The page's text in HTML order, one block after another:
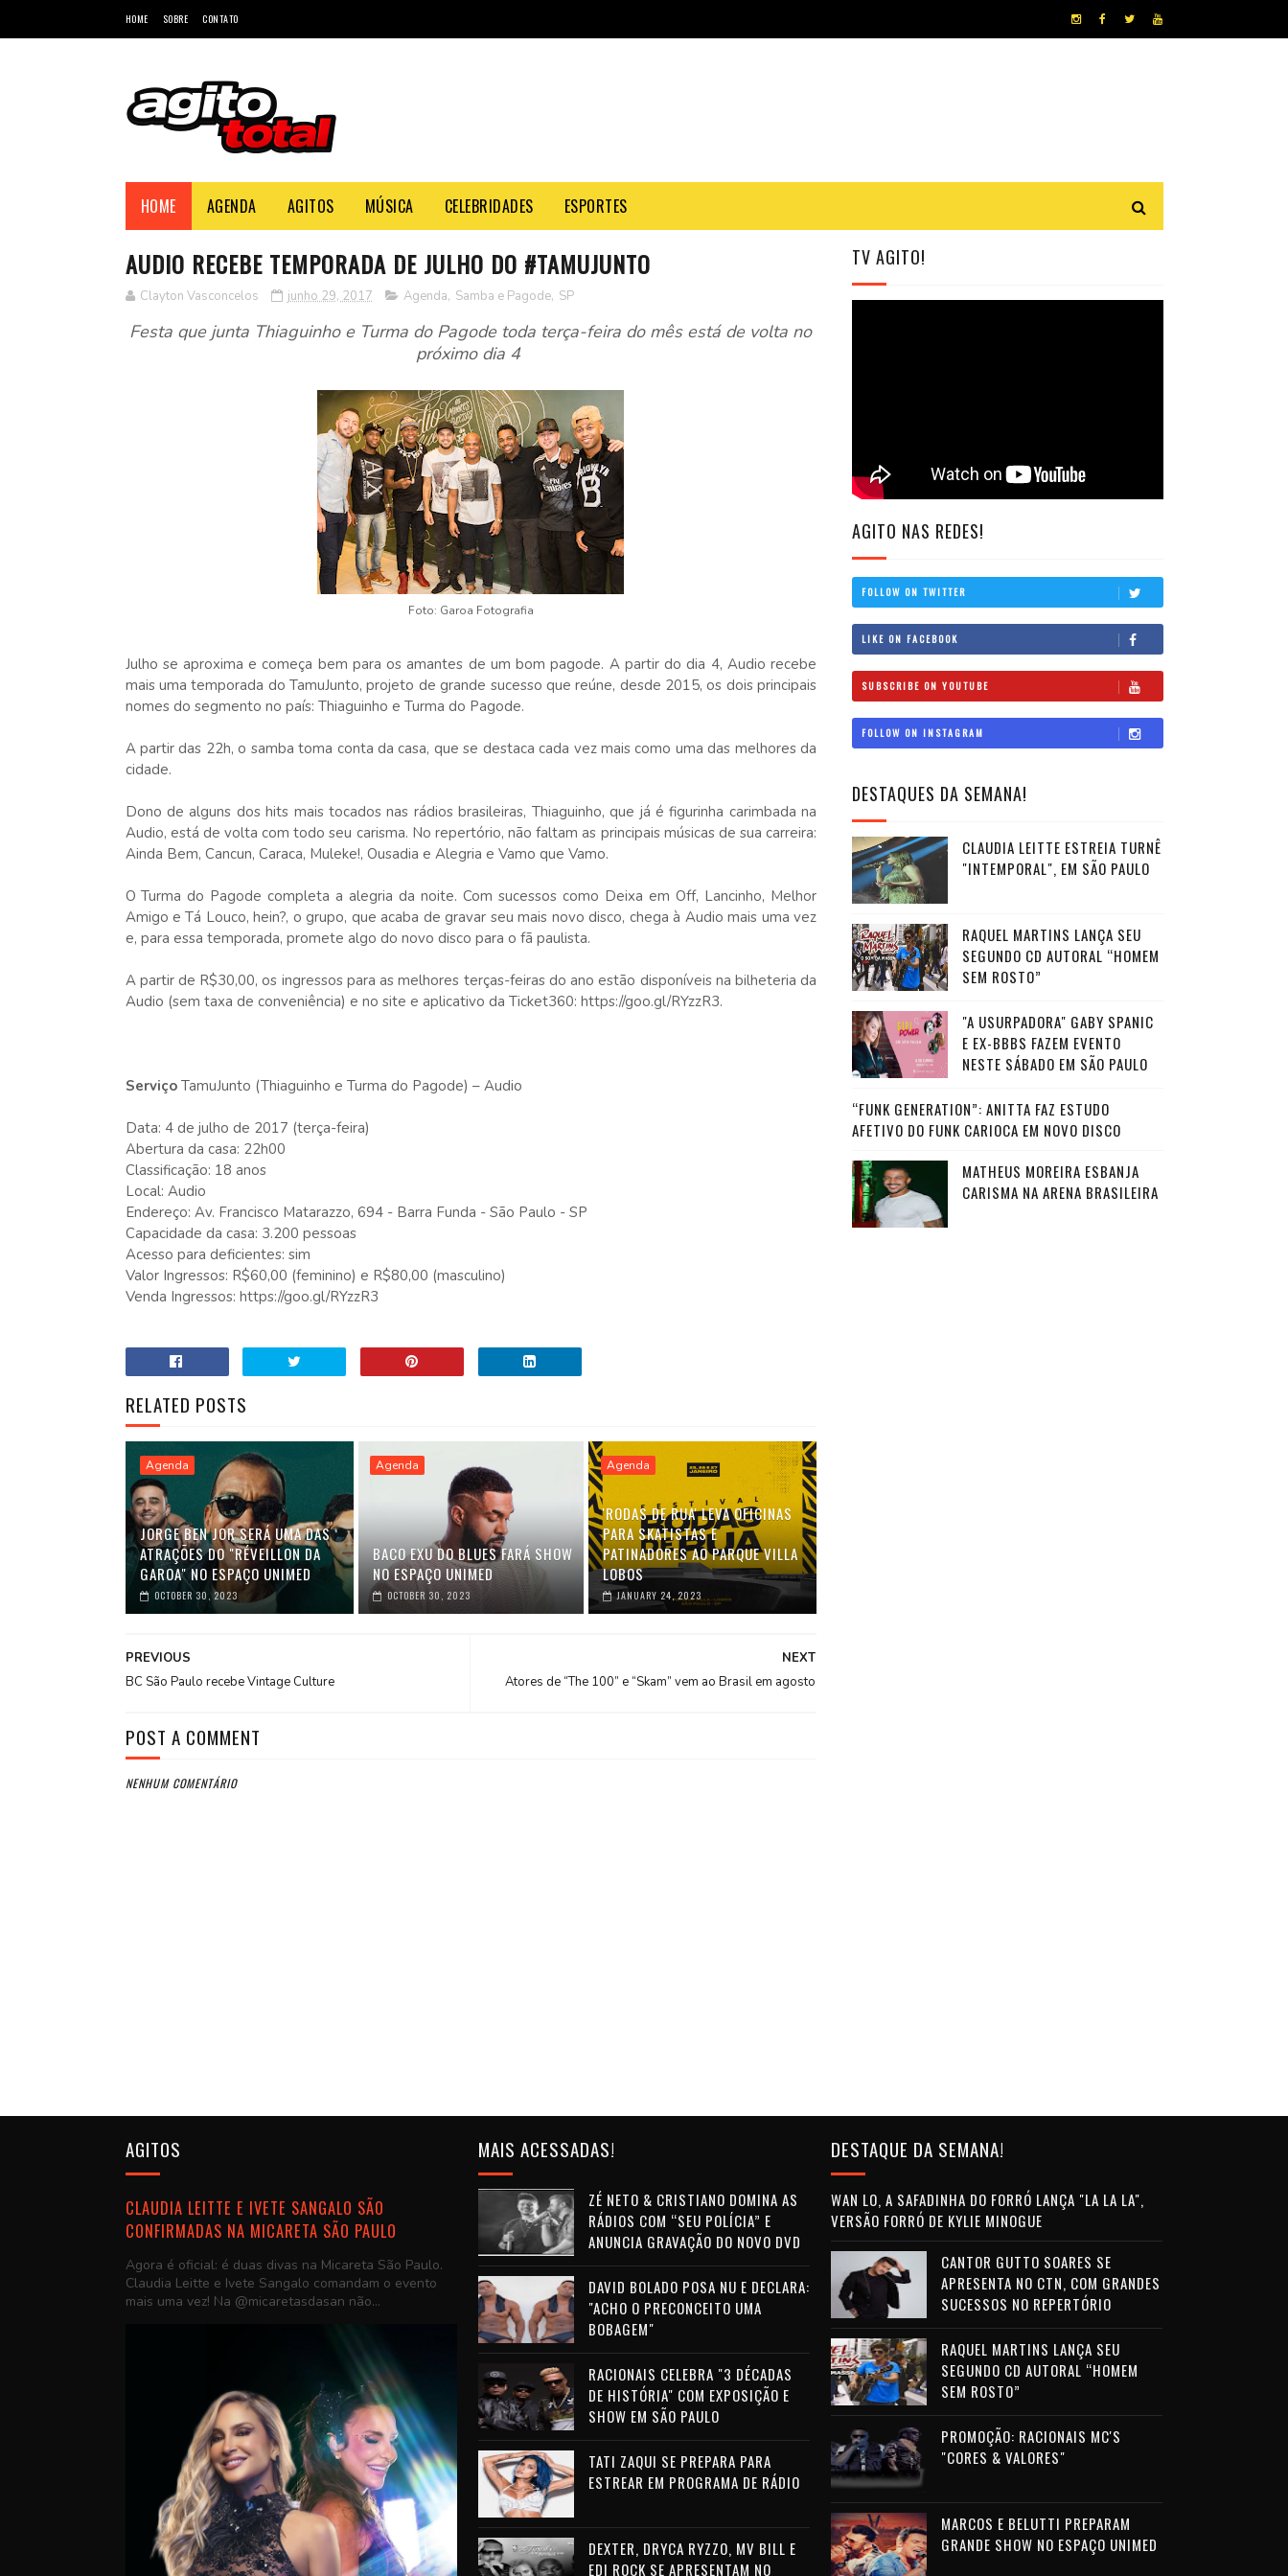
HOME SOBRE CONTATO
HOME AGENDA AGITOS MÚSICA CELEBRIDADES ESPORTES
AUDIO RECEBE TEMPORADA DE JULHO DO #TAMUJUNTO
Clayton Vasconcelos junho 29, 2017 Agenda, Samba e Pagode, SP
Festa que junta Thiaguinho e Turma do Pagode toda terça-feira do mês está de volta no
próximo dia 4
Foto: Garoa Fotografia
Julho se aproxima e começa bem para os amantes de um bom pagode. A partir do dia 4, Audio recebe
mais uma temporada do TamuJunto, projeto de grande sucesso que reúne, desde 2015, os dois principais
nomes do segmento no país: Thiaguinho e Turma do Pagode.
A partir das 22h, o samba toma conta da casa, que se destaca cada vez mais como uma das melhores da
cidade.
Dono de alguns dos hits mais tocados nas rádios brasileiras, Thiaguinho, que já é figurinha carimbada na
Audio, está de volta com todo seu carisma. No repertório, não faltam as principais músicas de sua carreira:
Ainda Bem, Cancun, Caraca, Muleke!, Ousadia e Alegria e Vamo que Vamo.
O Turma do Pagode completa a alegria da noite. Com sucessos como Deixa em Off, Lancinho, Melhor
Amigo e Tá Louco, hein?, o grupo, que acaba de gravar seu mais novo disco, chega à Audio mais uma vez
e, para essa temporada, promete algo do novo disco para o fã paulista.
A partir de R$30,00, os ingressos para as melhores terças-feiras do ano estão disponíveis na bilheteria da
Audio (sem taxa de conveniência) e no site e aplicativo da Ticket360: https://goo.gl/RYzzR3.
ServiçoTamuJunto (Thiaguinho e Turma do Pagode) – Audio
Data: 4 de julho de 2017 (terça-feira)
Abertura da casa: 22h00
Classificação: 18 anos
Local: Audio
Endereço: Av. Francisco Matarazzo, 694 - Barra Funda - São Paulo - SP
Capacidade da casa: 3.200 pessoas
Acesso para deficientes: sim
Valor Ingressos: R$60,00 (feminino) e R$80,00 (masculino)
Venda Ingressos: https://goo.gl/RYzzR3
RELATED POSTS
Agenda
JORGE BEN JOR SERÁ UMA DAS
ATRAÇÕES DO "RÉVEILLON DA
GAROA" NO ESPAÇO UNIMED
OCTOBER 30, 2023
Agenda
BACO EXU DO BLUES FARÁ SHOW
NO ESPAÇO UNIMED
OCTOBER 30, 2023
Agenda
'RODAS DE RUA' LEVA OFICINAS
PARA SKATISTAS E
PATINADORES AO PARQUE VILLA
LOBOS
JANUARY 24, 2023
NEXT
Atores de “The 100” e “Skam” vem ao Brasil em agosto
PREVIOUS
BC São Paulo recebe Vintage Culture
POST A COMMENT
NENHUM COMENTÁRIO
TV AGITO!
AGITO NAS REDES!
FOLLOW ON TWITTER
LIKE ON FACEBOOK
SUBSCRIBE ON YOUTUBE
FOLLOW ON INSTAGRAM
DESTAQUES DA SEMANA!
CLAUDIA LEITTE ESTREIA TURNÊ
"INTEMPORAL", EM SÃO PAULO
RAQUEL MARTINS LANÇA SEU
SEGUNDO CD AUTORAL “HOMEM
SEM ROSTO”
"A USURPADORA" GABY SPANIC
E EX-BBBS FAZEM EVENTO
NESTE SÁBADO EM SÃO PAULO
“FUNK GENERATION”: ANITTA FAZ ESTUDO
AFETIVO DO FUNK CARIOCA EM NOVO DISCO
MATHEUS MOREIRA ESBANJA
CARISMA NA ARENA BRASILEIRA
AGITOS
CLAUDIA LEITTE E IVETE SANGALO SÃO
CONFIRMADAS NA MICARETA SÃO PAULO
Agora é oficial: é duas divas na Micareta São Paulo.
Claudia Leitte e Ivete Sangalo comandam o evento
mais uma vez! Na @micaretasdasan não...
MAIS ACESSADAS!
ZÉ NETO & CRISTIANO DOMINA AS
RÁDIOS COM “SEU POLÍCIA” E
ANUNCIA GRAVAÇÃO DO NOVO DVD
DAVID BOLADO POSA NU E DECLARA:
"ACHO O PRECONCEITO UMA
BOBAGEM"
RACIONAIS CELEBRA "3 DÉCADAS
DE HISTÓRIA" COM EXPOSIÇÃO E
SHOW EM SÃO PAULO
TATI ZAQUI SE PREPARA PARA
ESTREAR EM PROGRAMA DE RÁDIO
DEXTER, DRYCA RYZZO, MV BILL E
EDI ROCK SE APRESENTAM NO
DESTAQUE DA SEMANA!
WAN LO, A SAFADINHA DO FORRÓ LANÇA "LA LA LA",
VERSÃO FORRÓ DE KYLIE MINOGUE
CANTOR GUTTO SOARES SE
APRESENTA NO CTN, COM GRANDES
SUCESSOS NO REPERTÓRIO
RAQUEL MARTINS LANÇA SEU
SEGUNDO CD AUTORAL “HOMEM
SEM ROSTO”
PROMOÇÃO: RACIONAIS MC'S
"CORES & VALORES"
MARCOS E BELUTTI PREPARAM
GRANDE SHOW NO ESPAÇO UNIMED